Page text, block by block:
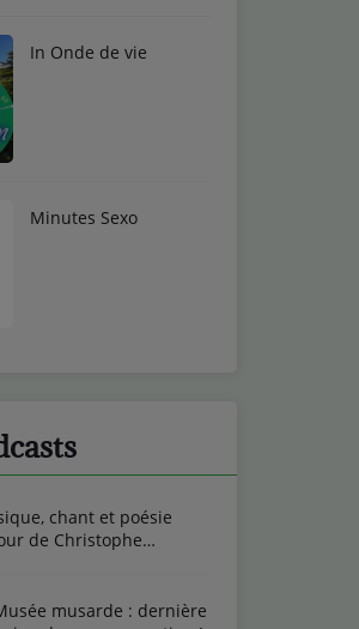
In Onde de vie
Minutes Sexo
chant et poésie
de Christophe
musarde : dernière